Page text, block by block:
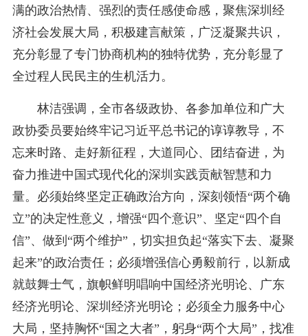
满的政治热情、强烈的责任感使命感，聚焦深圳经
济社会发展大局，积极建言献策，广泛凝聚共识，
充分彰显了专门协商机构的独特优势，充分彰显了
全过程人民民主的生机活力。
林洁强调，全市各级政协、各参加单位和广大
政协委员要始终牢记习近平总书记的谆谆教导，不
忘来时路、走好新征程，大道同心、团结奋进，为
奋力推进中国式现代化的深圳实践贡献智慧和力
量。必须始终坚定正确政治方向，深刻领悟“两个确
立”的决定性意义，增强“四个意识”、坚定“四个自
信”、做到“两个维护”，切实担负起“落实下去、凝聚
起来”的政治责任；必须增强信心勇毅前行，以新成
就鼓舞士气，旗帜鲜明唱响中国经济光明论、广东
经济光明论、深圳经济光明论；必须全力服务中心
大局，坚持胸怀“国之大者”，躬身“两个大局”，找准